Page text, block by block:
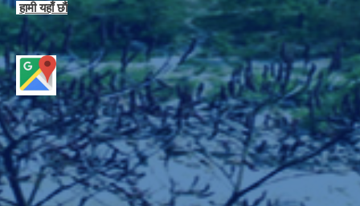
हामी यहाँ छाै‌ं